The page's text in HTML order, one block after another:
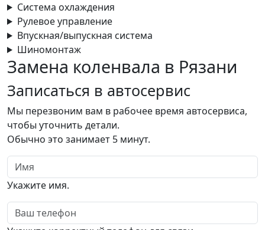
Система охлаждения
Рулевое управление
Впускная/выпускная система
Шиномонтаж
Замена коленвала в Рязани
Записаться в автосервис
Мы перезвоним вам в рабочее время автосервиса,
чтобы уточнить детали.
Обычно это занимает 5 минут.
Имя
Укажите имя.
Телефон